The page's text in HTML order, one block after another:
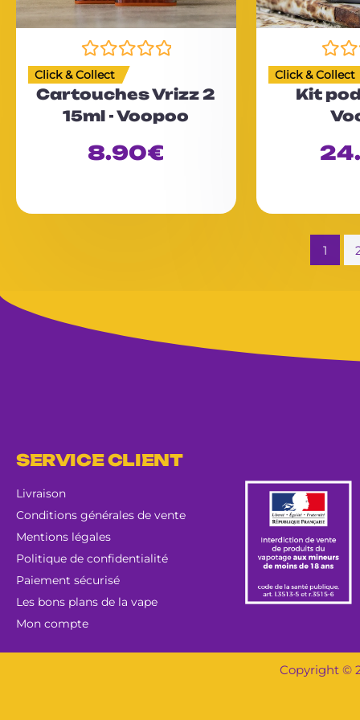
N
o
t
e
s
Click & Collect
Cartouches Vrizz 2
15ml - Voopoo
8.90€
N
o
t
s
Click & Collect
Kit
1
SERVICE CLIENT
Livraison
Conditions générales de vente
Mentions légales
Politique de confidentialité
Paiement sécurisé
Les bons plans de la vape
Mon compte
Copyright ©